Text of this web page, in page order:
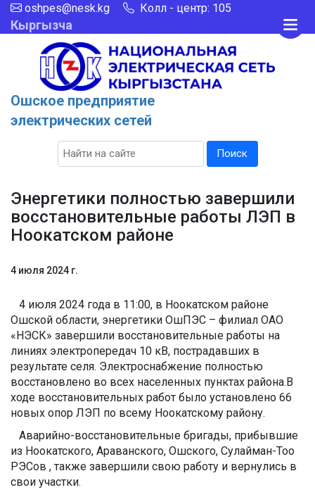
oshpes@nesk.kg Колл - центр: 105
Кыргызча
Ошское предприятие
электрических сетей
Поиск
Энергетики полностью завершили
восстановительные работы ЛЭП в
Ноокатском районе
4 июля 2024 г.
4 июля 2024 года в 11:00, в Ноокатском районе
Ошской области, энергетики ОшПЭС – филиал ОАО
«НЭСК» завершили восстановительные работы на
линиях электропередач 10 кВ, пострадавших в
результате селя. Электроснабжение полностью
восстановлено во всех населенных пунктах района.В
ходе восстановительных работ было установлено 66
новых опор ЛЭП по всему Ноокатскому району.
Аварийно-восстановительные бригады, прибывшие
из Ноокатского, Араванского, Ошского, Сулайман-Тоо
РЭСов , также завершили свою работу и вернулись в
свои участки.